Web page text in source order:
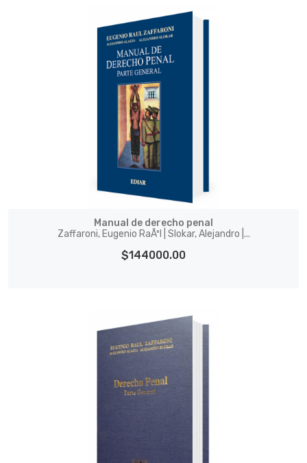
Manual de derecho penal
Zaffaroni, Eugenio RaÃºl | Slokar, Alejandro |...
$144000.00